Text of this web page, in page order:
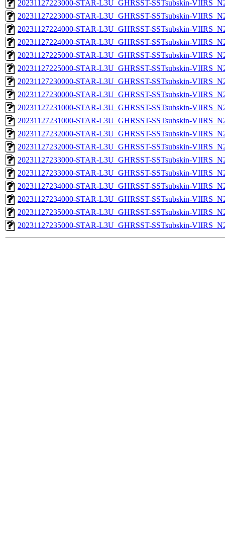
20231127223000-STAR-L3U_GHRSST-SSTsubskin-
20231127223000-STAR-L3U_GHRSST-SSTsubskin-
20231127224000-STAR-L3U_GHRSST-SSTsubskin-
20231127224000-STAR-L3U_GHRSST-SSTsubskin-
20231127225000-STAR-L3U_GHRSST-SSTsubskin-
20231127225000-STAR-L3U_GHRSST-SSTsubskin-
20231127230000-STAR-L3U_GHRSST-SSTsubskin-
20231127230000-STAR-L3U_GHRSST-SSTsubskin-
20231127231000-STAR-L3U_GHRSST-SSTsubskin-
20231127231000-STAR-L3U_GHRSST-SSTsubskin-
20231127232000-STAR-L3U_GHRSST-SSTsubskin-
20231127232000-STAR-L3U_GHRSST-SSTsubskin-
20231127233000-STAR-L3U_GHRSST-SSTsubskin-
20231127233000-STAR-L3U_GHRSST-SSTsubskin-
20231127234000-STAR-L3U_GHRSST-SSTsubskin-
20231127234000-STAR-L3U_GHRSST-SSTsubskin-
20231127235000-STAR-L3U_GHRSST-SSTsubskin-
20231127235000-STAR-L3U_GHRSST-SSTsubskin-